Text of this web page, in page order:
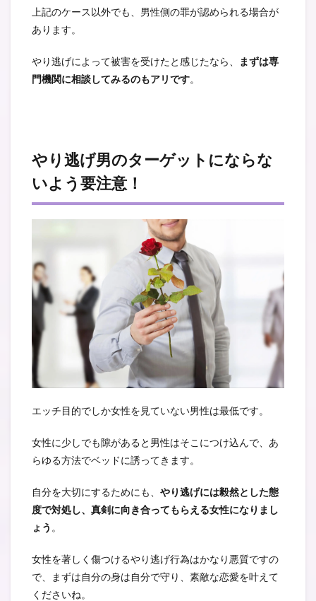
上記のケース以外でも、男性側の罪が認められる場合が
あります。
やり逃げによって被害を受けたと感じたなら、
まずは専
門機関に相談してみるのもアリです。
やり逃げ男のターゲットにならな
いよう要注意！
エッチ目的でしか女性を見ていない男性は最低です。
女性に少しでも隙があると男性はそこにつけ込んで、あ
らゆる方法でベッドに誘ってきます。
自分を大切にするためにも、 やり逃げには毅然とした態
度で対処し、真剣に向き合ってもらえる女性になりまし
ょう 。
女性を著しく傷つけるやり逃げ行為はかなり悪質ですの
で、まずは自分の身は自分で守り、素敵な恋愛を叶えて
くださいね。